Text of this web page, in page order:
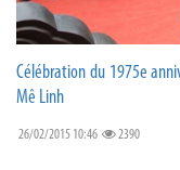
Célébration du 1975e
Mê Linh
26/02/2015 10:46 2390